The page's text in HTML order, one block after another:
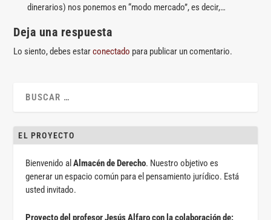
dinerarios) nos ponemos en “modo mercado”, es decir,…
Deja una respuesta
Lo siento, debes estarconectado para publicar un comentario.
EL PROYECTO
Bienvenido alAlmacén de Derecho. Nuestro objetivo es
generar un espacio común para el pensamiento jurídico. Está
usted invitado.
Proyecto del profesor Jesús Alfaro con la colaboración de: